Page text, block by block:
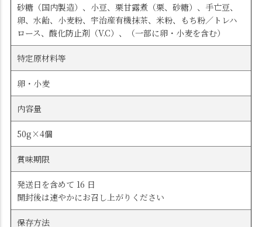
砂糖（国内製造）、小豆、栗甘露煮（栗、砂糖）、手亡豆、
卵、水飴、小麦粉、宇治産有機抹茶、米粉、もち粉／トレハ
ロース、酸化防止剤（V.C）、（一部に卵・小麦を含む）
特定原材料等
卵・小麦
内容量
50g×4個
賞味期限
発送日を含めて 16 日
開封後は速やかにお召し上がりください
保存方法